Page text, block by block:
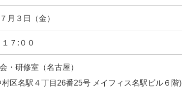
月３日（金）
７:００
・研修室（名古屋）
村区名駅４丁目26番25号 メイフィス名駅ビル６階)